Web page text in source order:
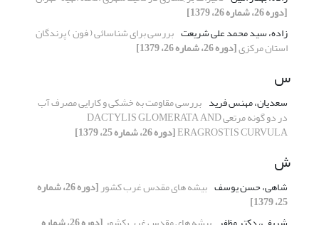
[دوره 26، شماره 26، 1379]
زاده، سید محمد علی شریعت بررسی برای شناسائی ( فون ) پرندگان
استان مرکزی[دوره 26، شماره 26، 1379]
س
سعدیان، مهنس فرید بررسی مقاومت به خشکی و کارایی مصرف آب
در دو گونه مرتعی DACTYLIS GLOMERATA AND
ERAGROSTIS CURVULA[دوره 26، شماره 25، 1379]
ش
شاهی، حسن یوسف بیشه های مقدس غرب کشور [دوره 26، شماره
25، 1379]